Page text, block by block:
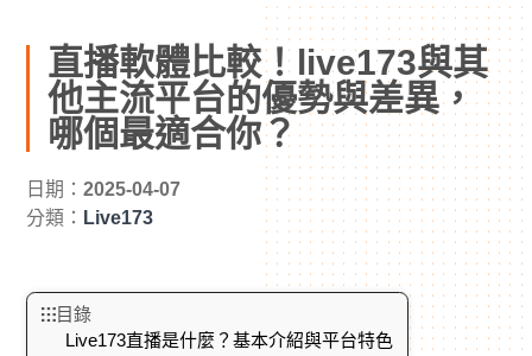
直播軟體比較！live173與其
他主流平台的優勢與差異，
哪個最適合你？
日期：2025-04-07
分類： Live173
目錄
Live173直播是什麼？基本介紹與平台特色